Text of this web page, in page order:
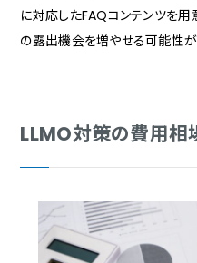
に対応したFAQコンテンツを用
の露出機会を増やせる可能性が
LLMO対策の費用相